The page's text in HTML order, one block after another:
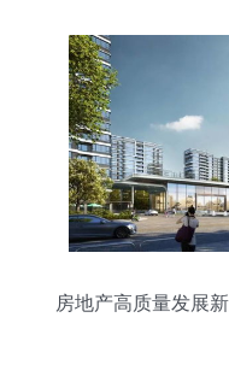
房地产高质量发展